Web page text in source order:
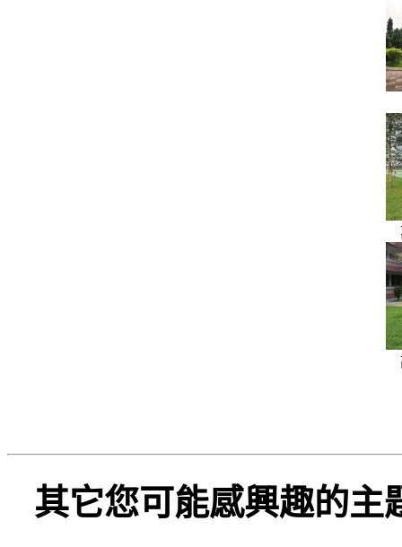
其它您可能感興趣的主